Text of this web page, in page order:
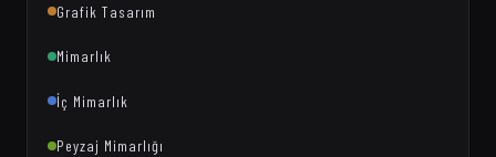
Grafik Tasarım
Mimarlık
İç Mimarlık
Peyzaj Mimarlığı